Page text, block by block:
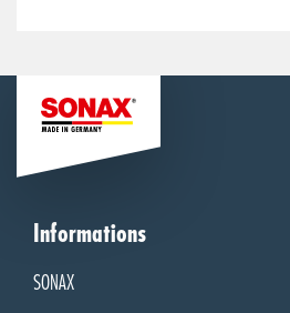
Informations
SONAX